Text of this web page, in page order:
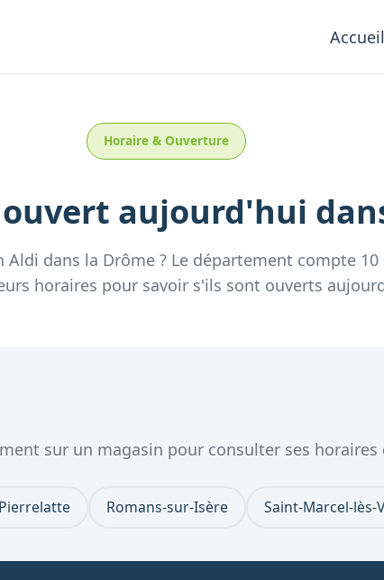
Accueil
Horaire & Ouverture
ouvert aujourd'hui
Aldi dans la Drôme ? Le département compte 10
horaires pour savoir s'ils sont ouverts
sur un magasin pour consulter ses
Pierrelatte Romans-sur-Isère Saint-Marcel-lès-